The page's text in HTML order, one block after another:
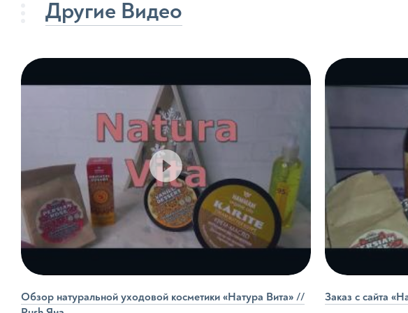
Средства для купания детей
Продукция для
Бальзамы
Воски
Глины
Шампуни
Другие Видео
Обзор натуральной уходовой косметики «Натура Вита» //
Заказ с сайта